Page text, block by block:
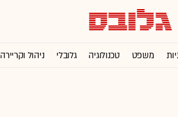
משפט טכנולוגיה גלובלי ניהול וקריירה